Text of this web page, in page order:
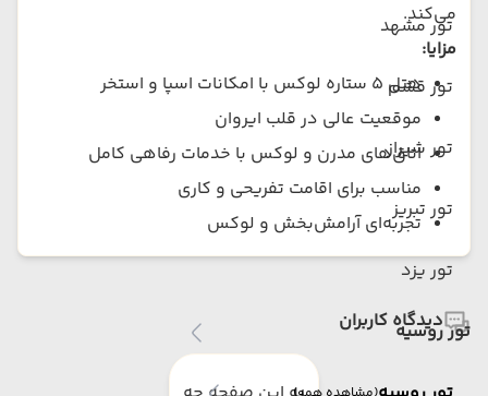
تور مشهد
تور قشم
تور شیراز
تور تبریز
تور یزد
تور روسیه
می‌کند.
مزایا:
هتل ۵ ستاره لوکس با امکانات اسپا و استخر
موقعیت عالی در قلب ایروان
اتاق‌های مدرن و لوکس با خدمات رفاهی کامل
مناسب برای اقامت تفریحی و کاری
تجربه‌ای آرامش‌بخش و لوکس
دیدگاه کاربران